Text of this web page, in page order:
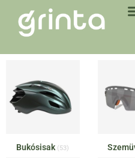
Bukósisak (53)